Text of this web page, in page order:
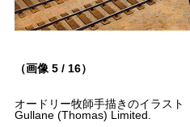
（画像 5 / 16）
オードリー牧師手描きのイラス
Gullane (Thomas) Limited.